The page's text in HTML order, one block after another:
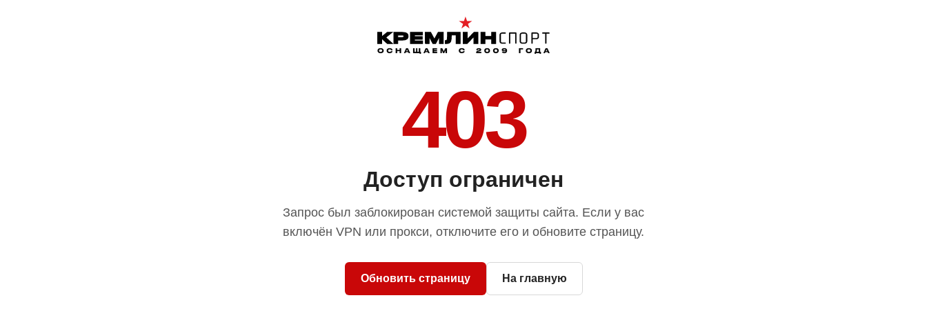
403
Доступ ограничен
Запрос был заблокирован системой защиты сайта. Если у вас
включён VPN или прокси, отключите его и обновите страницу.
Обновить страницу На главную